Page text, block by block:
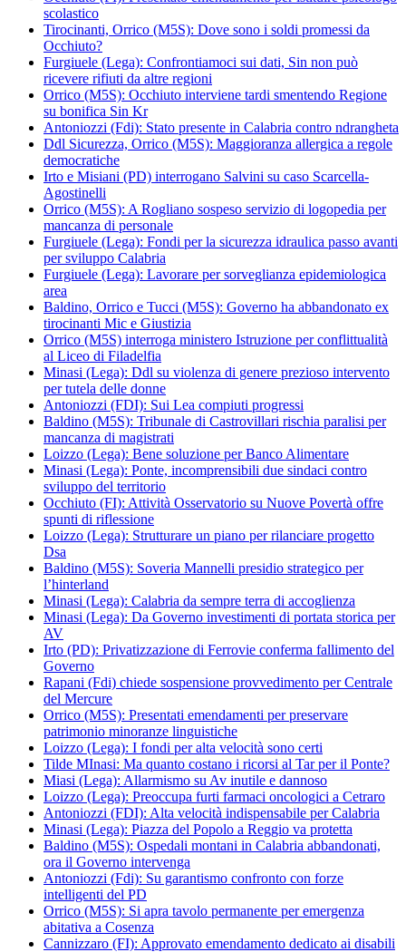
scolastico
Tirocinanti, Orrico (M5S): Dove sono i soldi promessi da
Occhiuto?
Furgiuele (Lega): Confrontiamoci sui dati, Sin non può
ricevere rifiuti da altre regioni
Orrico (M5S): Occhiuto interviene tardi smentendo Regione
su bonifica Sin Kr
Antoniozzi (Fdi): Stato presente in Calabria contro ndrangheta
Ddl Sicurezza, Orrico (M5S): Maggioranza allergica a regole
democratiche
Irto e Misiani (PD) interrogano Salvini su caso Scarcella-
Agostinelli
Orrico (M5S): A Rogliano sospeso servizio di logopedia per
mancanza di personale
Furgiuele (Lega): Fondi per la sicurezza idraulica passo avanti
per sviluppo Calabria
Furgiuele (Lega): Lavorare per sorveglianza epidemiologica
area
Baldino, Orrico e Tucci (M5S): Governo ha abbandonato ex
tirocinanti Mic e Giustizia
Orrico (M5S) interroga ministero Istruzione per conflittualità
al Liceo di Filadelfia
Minasi (Lega): Ddl su violenza di genere prezioso intervento
per tutela delle donne
Antoniozzi (FDI): Sui Lea compiuti progressi
Baldino (M5S): Tribunale di Castrovillari rischia paralisi per
mancanza di magistrati
Loizzo (Lega): Bene soluzione per Banco Alimentare
Minasi (Lega): Ponte, incomprensibili due sindaci contro
sviluppo del territorio
Occhiuto (FI): Attività Osservatorio su Nuove Povertà offre
spunti di riflessione
Loizzo (Lega): Strutturare un piano per rilanciare progetto
Dsa
Baldino (M5S): Soveria Mannelli presidio strategico per
l’hinterland
Minasi (Lega): Calabria da sempre terra di accoglienza
Minasi (Lega): Da Governo investimenti di portata storica per
AV
Irto (PD): Privatizzazione di Ferrovie conferma fallimento del
Governo
Rapani (Fdi) chiede sospensione provvedimento per Centrale
del Mercure
Orrico (M5S): Presentati emendamenti per preservare
patrimonio minoranze linguistiche
Loizzo (Lega): I fondi per alta velocità sono certi
Tilde MInasi: Ma quanto costano i ricorsi al Tar per il Ponte?
Miasi (Lega): Allarmismo su Av inutile e dannoso
Loizzo (Lega): Preoccupa furti farmaci oncologici a Cetraro
Antoniozzi (FDI): Alta velocità indispensabile per Calabria
Minasi (Lega): Piazza del Popolo a Reggio va protetta
Baldino (M5S): Ospedali montani in Calabria abbandonati,
ora il Governo intervenga
Antoniozzi (Fdi): Su garantismo confronto con forze
intelligenti del PD
Orrico (M5S): Si apra tavolo permanente per emergenza
abitativa a Cosenza
Cannizzaro (FI): Approvato emendamento dedicato ai disabili